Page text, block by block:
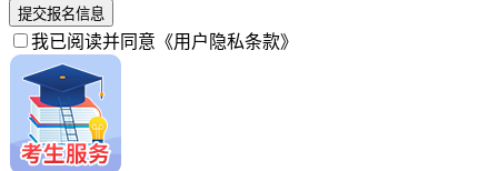
提交报名信息
我已阅读并同意 《用户隐私条款》